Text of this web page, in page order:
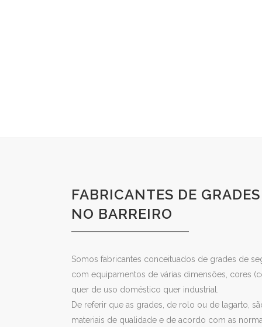
FABRICANTES DE
NO BARREIRO
Somos fabricantes conceituados de grades de
com equipamentos de várias dimensões, cores
quer de uso doméstico quer industrial.
De referir que as grades, de rolo ou de lagarto,
materiais de qualidade e de acordo com as